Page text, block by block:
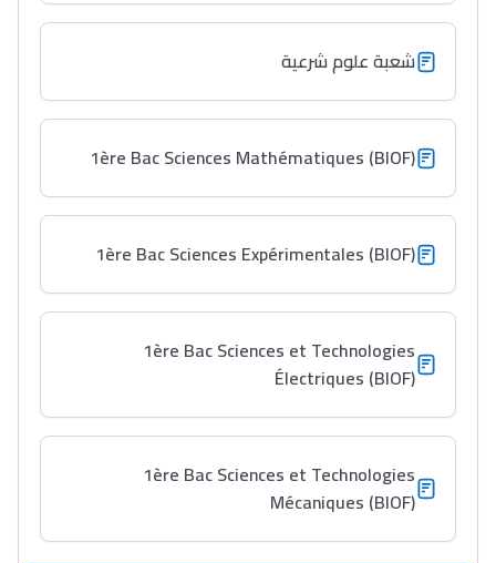
باش تقدر تساعد الناس
يلقاو التوازن من الدّاخل
ومن الخارج، بشرى
أمسكين بنات مسارها
خطوة بخطوة - مترجم
القراية و الخدمة فمجال
تقويم البصر مع المختصّة
مسار عبد العزيز فتيشي،
المبدع فمجال الديكور و
شعبة علوم شرعية
1ère Bac Sciences Mathématiques (BIOF)
1ère Bac Sciences Expérimentales (BIOF)
1ère Bac Sciences et Technologies
Électriques (BIOF)
1ère Bac Sciences et Technologies
Mécaniques (BIOF)